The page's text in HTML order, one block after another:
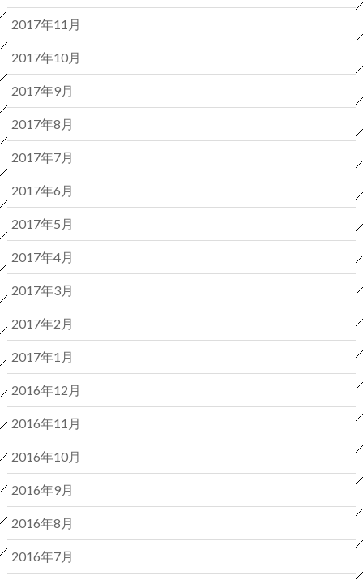
2017年11月
2017年10月
2017年9月
2017年8月
2017年7月
2017年6月
2017年5月
2017年4月
2017年3月
2017年2月
2017年1月
2016年12月
2016年11月
2016年10月
2016年9月
2016年8月
2016年7月